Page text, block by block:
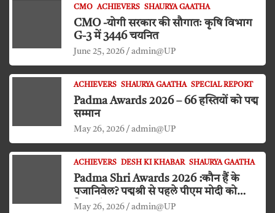
CMO ACHIEVERS SHAURYA GAATHA
CMO -योगी सरकार की सौगातः कृषि विभाग
G-3 में 3446 चयनित
June 25, 2026 admin@UP
ACHIEVERS SHAURYA GAATHA SPECIAL REPORT
Padma Awards 2026 – 66 हस्तियों को पद्म
सम्मान
May 26, 2026 admin@UP
ACHIEVERS DESH KI KHABAR SHAURYA GAATHA
Padma Shri Awards 2026 :कौन हैं के
पजानिवेल? पद्मश्री से पहले पीएम मोदी को
किया दंडवत प्रणाम
May 26, 2026 admin@UP